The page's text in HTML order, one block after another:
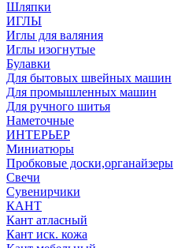
Шляпки
ИГЛЫ
Иглы для валяния
Иглы изогнутые
Булавки
Для бытовых швейных машин
Для промышленных машин
Для ручного шитья
Наметочные
ИНТЕРЬЕР
Миниатюры
Пробковые доски,органайзеры
Свечи
Сувенирчики
КАНТ
Кант атласный
Кант иск. кожа